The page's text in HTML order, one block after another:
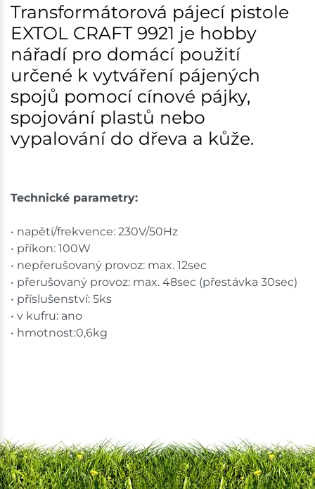
Transformátorová pájecí pistole
EXTOL CRAFT 9921 je hobby
nářadí pro domácí použití
určené k vytváření pájených
spojů pomocí cínové pájky,
spojování plastů nebo
vypalování do dřeva a kůže.
Technické parametry:
• napětí/frekvence: 230V/50Hz
• příkon: 100W
• nepřerušovaný provoz: max. 12sec
• přerušovaný provoz: max. 48sec (přestávka 30sec)
• příslušenství: 5ks
• v kufru: ano
• hmotnost:0,6kg